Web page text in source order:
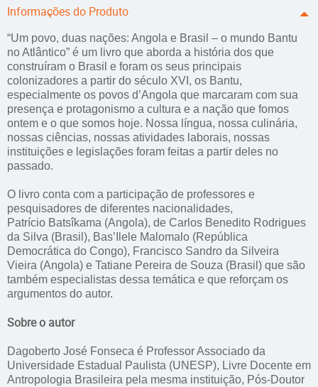
Informações do Produto
“Um povo, duas nações: Angola e Brasil – o mundo Bantu
no Atlântico” é um livro que aborda a história dos que
construíram o Brasil e foram os seus principais
colonizadores a partir do século XVI, os Bantu,
especialmente os povos d’Angola que marcaram com sua
presença e protagonismo a cultura e a nação que fomos
ontem e o que somos hoje. Nossa língua, nossa culinária,
nossas ciências, nossas atividades laborais, nossas
instituições e legislações foram feitas a partir deles no
passado.
O livro conta com a participação de professores e
pesquisadores de diferentes nacionalidades,
Patrício Batsîkama (Angola), de Carlos Benedito Rodrigues
da Silva (Brasil), Bas’Ilele Malomalo (República
Democrática do Congo), Francisco Sandro da Silveira
Vieira (Angola) e Tatiane Pereira de Souza (Brasil) que são
também especialistas dessa temática e que reforçam os
argumentos do autor.
Sobre o autor
Dagoberto José Fonseca é Professor Associado da
Universidade Estadual Paulista (UNESP), Livre Docente em
Antropologia Brasileira pela mesma instituição, Pós-Doutor